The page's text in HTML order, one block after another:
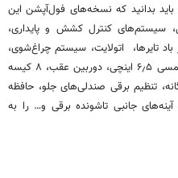
امکانات هیوندای آزرا نسل ۴ نیز باید بدانید که نسخه‌های فول‌آپشن این
سیستم‌های کنترل کشش و پایداری،
تایرها، اتولایت، سیستم چراغ‌شوی،
سیستم پخش صوت حرفه‌ای با نمایشگر لمسی ۶٫۵ اینچی، دوربین عقب، ۸ کیسه
تنظیم برقی صندلی‌های جلو، حافظه
جانبی تاشونده برقی و… را به